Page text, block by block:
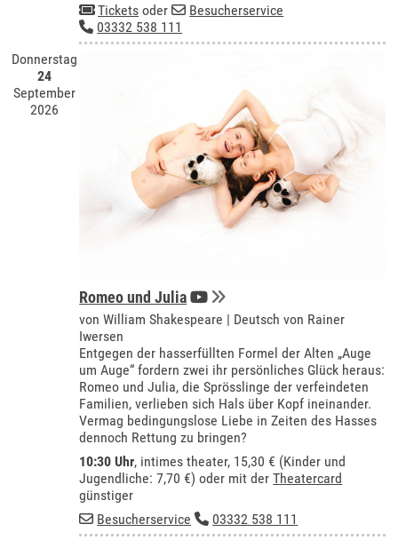
Tickets oder
Besucherservice
03332 538 111
Donnerstag
24
September
2026
Romeo und Julia
von William Shakespeare | Deutsch von Rainer
Iwersen
Entgegen der hasserfüllten Formel der Alten „Auge
um Auge“ fordern zwei ihr persönliches Glück heraus:
Romeo und Julia, die Sprösslinge der verfeindeten
Familien, verlieben sich Hals über Kopf ineinander.
Vermag bedingungslose Liebe in Zeiten des Hasses
dennoch Rettung zu bringen?
10:30 Uhr, intimes theater, 15,30 € (Kinder und
Jugendliche: 7,70 €) oder mit derTheatercard
günstiger
Besucherservice
03332 538 111